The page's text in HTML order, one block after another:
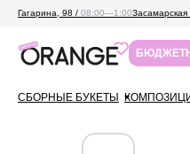
Гагарина, 98 / 08:00—1:00
СБОРНЫЕ БУКЕТЫ